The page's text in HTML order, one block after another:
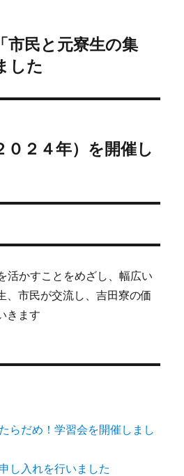
市民と元寮生の集
した
０２４年）を開催し
活かすことをめざし、幅広い
、市民が交流し、吉田寮の価
きます
らだめ！学習会を開催しまし
し入れを行いました